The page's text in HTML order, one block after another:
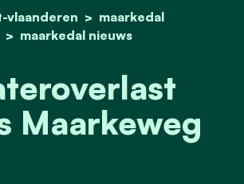
home
vlaanderen
maarkedal
maarkedal nieuws
wateroverlast langs
Maarkeweg